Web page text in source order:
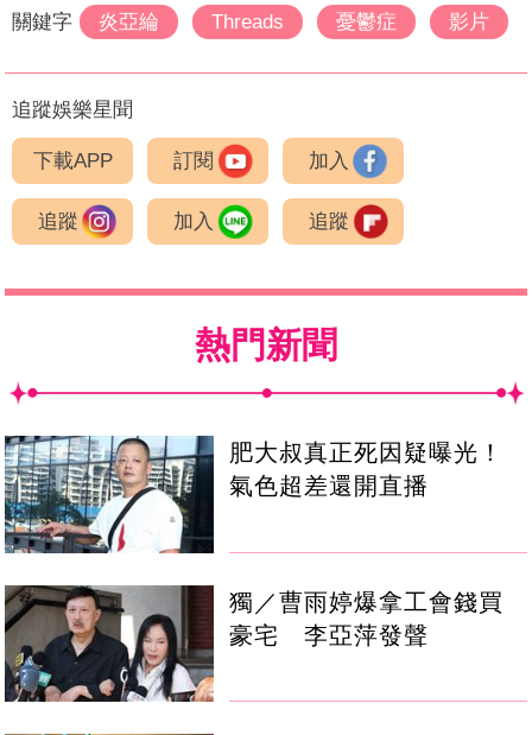
關鍵字 炎亞綸 Threads 憂鬱症 影片
追蹤娛樂星聞
下載APP 訂閱 加入
追蹤 加入 追蹤
熱門新聞
肥大叔真正死因疑曝光！
氣色超差還開直播
獨／曹雨婷爆拿工會錢買
豪宅 李亞萍發聲